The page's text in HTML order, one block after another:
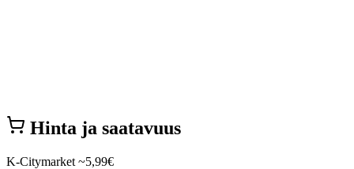
Hinta ja saatavuus
K-Citymarket ~5,99€